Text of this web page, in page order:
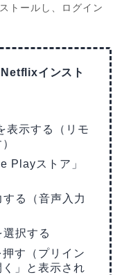
トールし、ログイン
インスト
表示する（リモ
Playストア」
る（音声入力
択する
押す（プリイン
」と表示され